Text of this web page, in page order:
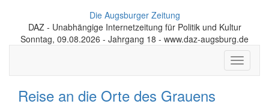
Die Augsburger Zeitung
DAZ - Unabhängige Internetzeitung für Politik und Kultur
Sonntag, 09.08.2026 - Jahrgang 18 - www.daz-augsburg.de
Toggle
Reise an die Orte des Grauens